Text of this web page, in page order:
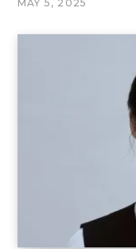
MAY 5, 2025